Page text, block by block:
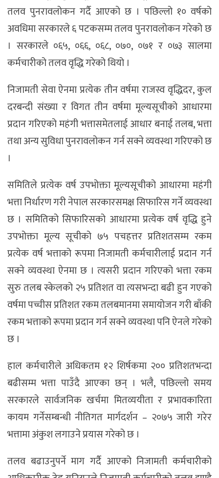
तलव पुनरावलोकन गर्दै आएको छ । पछिल्लो १० वर्षको
अवधिमा सरकारले ६ पटकसम्म तलव पुनरावलोकन गरेको छ
। सरकारले ०६५, ०६६, ०६८, ०७०, ०७१ र ०७३ सालमा
कर्मचारीको तलव वृद्धि गरेको थियो ।
निजामती सेवा ऐनमा प्रत्येक तीन वर्षमा राजस्व वृद्धिदर, कुल
दरबन्दी संख्या र विगत तीन वर्षमा मूल्यसूचीको आधारमा
प्रदान गरिएको महंगी भत्तासमेतलाई आधार बनाई तलब, भत्ता
तथा अन्य सुविधा पुनरावलोकन गर्न सक्ने व्यवस्था गरिएको छ
।
समितिले प्रत्येक वर्ष उपभोक्ता मूल्यसूचीको आधारमा महंगी
भत्ता निर्धारण गरी नेपाल सरकारसमक्ष सिफारिस गर्ने व्यवस्था
छ । समितिको सिफारिसको आधारमा प्रत्येक वर्ष वृद्धि हुने
उपभोक्ता मूल्य सूचीको ७५ पचहत्तर प्रतिशतसम्म रकम
प्रत्येक वर्ष भत्ताको रूपमा निजामती कर्मचारीलाई प्रदान गर्न
सक्ने व्यवस्था ऐनमा छ । त्यसरी प्रदान गरिएको भत्ता रकम
सुरु तलब स्केलको २५ प्रतिशत वा त्यसभन्दा बढी हुन गएको
वर्षमा पच्चीस प्रतिशत रकम तलबमानमा समायोजन गरी बाँकी
रकम भत्ताको रूपमा प्रदान गर्न सक्ने व्यवस्था पनि ऐनले गरेको
छ ।
हाल कर्मचारीले अधिकतम १२ शिर्षकमा २०० प्रतिशतभन्दा
बढीसम्म भत्ता पाउँदै आएका छन् । भलै, पछिल्लो समय
सरकारले सार्वजनिक खर्चमा मितव्ययीता र प्रभावकारिता
कायम गर्नेसम्बन्धी नीतिगत मार्गदर्शन – २०७५ जारी गरेर
भत्तामा अंकुश लगाउने प्रयास गरेको छ ।
तलव बढाउनुपर्ने माग गर्दै आएको निजामती कर्मचारीको